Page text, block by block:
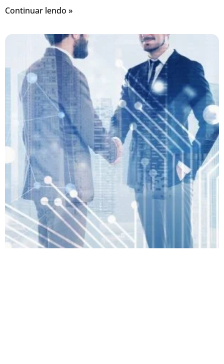
Continuar lendo »